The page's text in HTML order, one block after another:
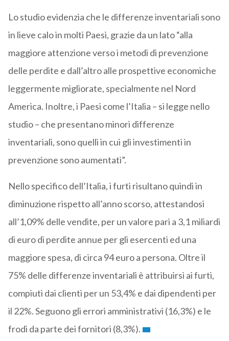
Lo studio evidenzia che le differenze inventariali sono
in lieve calo in molti Paesi, grazie da un lato “alla
maggiore attenzione verso i metodi di prevenzione
delle perdite e dall’altro alle prospettive economiche
leggermente migliorate, specialmente nel Nord
America. Inoltre, i Paesi come l’Italia – si legge nello
studio – che presentano minori differenze
inventariali, sono quelli in cui gli investimenti in
prevenzione sono aumentati”.
Nello specifico dell’Italia, i furti risultano quindi in
diminuzione rispetto all’anno scorso, attestandosi
all’1,09% delle vendite, per un valore pari a 3,1 miliardi
di euro di perdite annue per gli esercenti ed una
maggiore spesa, di circa 94 euro a persona. Oltre il
75% delle differenze inventariali è attribuirsi ai furti,
compiuti dai clienti per un 53,4% e dai dipendenti per
il 22%. Seguono gli errori amministrativi (16,3%) e le
frodi da parte dei fornitori (8,3%).